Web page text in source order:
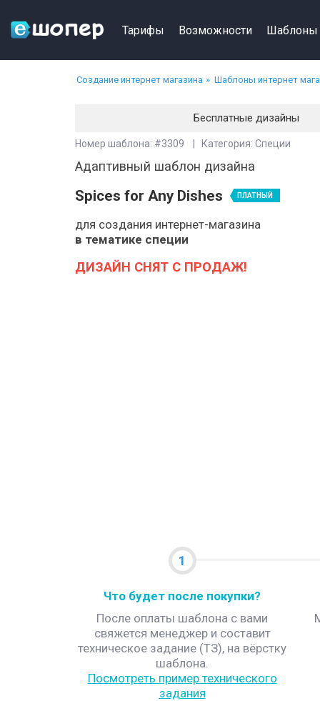
Тарифы Возможности Шаблоны
Создание интернет магазина Шаблоны интернет
Бесплатные дизайны
Номер шаблона: #3309 | Категория: Специи
Адаптивный шаблон дизайна
Spices for Any Dishes ПЛАТНЫЙ
для создания интернет-магазина
в тематике специи
ДИЗАЙН СНЯТ С ПРОДАЖ!
1
Что будет после покупки?
После оплаты шаблона с вами
свяжется менеджер и составит
техническое задание (ТЗ), на вёрстку
шаблона.
Посмотреть пример технического
задания